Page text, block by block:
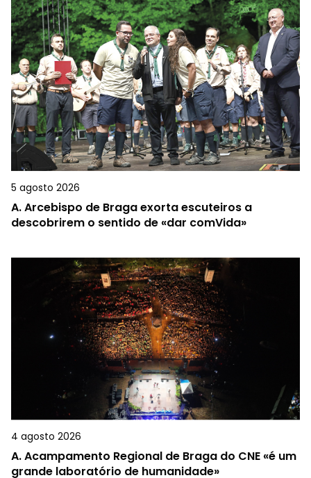
5 agosto 2026
A.Arcebispo de Braga exorta escuteiros a
descobrirem o sentido de «dar comVida»
4 agosto 2026
A.Acampamento Regional de Braga do CNE «é um
grande laboratório de humanidade»